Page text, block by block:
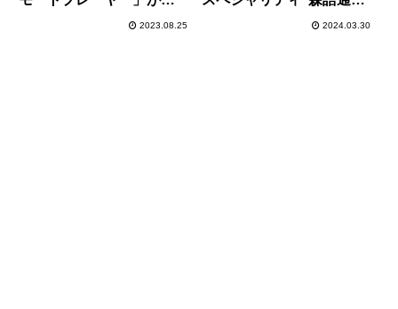
2023.08.25 2024.03.30